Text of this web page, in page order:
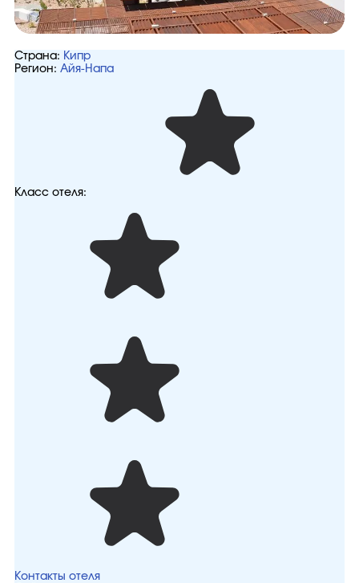
Страна: Кипр
Регион: Айя-Напа
Класс отеля:
Контакты отеля